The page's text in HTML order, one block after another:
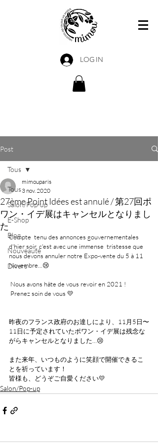
LOG IN
Post
Tous
Salon/Pop-up
E-Shop
Blog
Nouveauté
Divers
Tous
27ème Point Idées est annulé / 第27回ポ
ワン・イデ展はキャンセルとなりまし
た
mimouparis
3 nov. 2020
Compte  tenu des annonces gouvernementales
d'hier soir, c'est avec une immense  tristesse que
nous devons annuler notre Expo-vente du 5 à 11
Novembre...😢
Nous avons hâte de vous revoir en 2021 !
Prenez soin de vous 💛
昨夜のフランス政府のお達しにより、11月5日〜
11日に予定されていたポワン・イデ展は残念な
がらキャンセルとなりました…😢
また来年、いつものように笑顔で開催できるこ
とを祈っています！
皆様も、どうぞご自愛ください💛
Salon/Pop-up